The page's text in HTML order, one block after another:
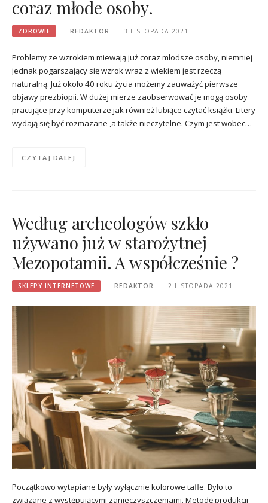
coraz młode osoby.
ZDROWIE REDAKTOR 3 LISTOPADA 2021
Problemy ze wzrokiem miewają już coraz młodsze osoby, niemniej
jednak pogarszający się wzrok wraz z wiekiem jest rzeczą
naturalną. Już około 40 roku życia możemy zauważyć pierwsze
objawy prezbiopii. W dużej mierze zaobserwować je mogą osoby
pracujące przy komputerze jak również lubiące czytać książki. Litery
wydają się być rozmazane ,a także nieczytelne. Czym jest wobec…
CZYTAJ DALEJ
Według archeologów szkło
używano już w starożytnej
Mezopotamii. A współcześnie ?
SKLEPY INTERNETOWE REDAKTOR 2 LISTOPADA 2021
Początkowo wytapiane były wyłącznie kolorowe tafle. Było to
związane z występującymi zanieczyszczeniami. Metodę produkcji